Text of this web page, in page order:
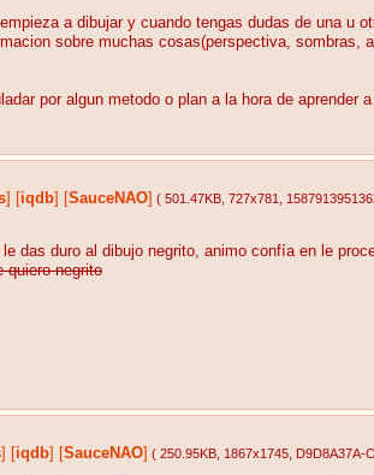
a dibujar y cuando tengas dudas de una
sobre muchas cosas(perspectiva,
por algun metodo o plan a la hora de aprender
] [iqdb] [SauceNAO] ( 501.47KB , 727x781 ,
das duro al dibujo negrito, animo confía en le
quiero negrito
] [iqdb] [SauceNAO] ( 250.95KB , 1867x1745 ,